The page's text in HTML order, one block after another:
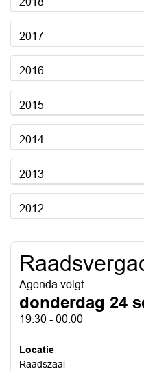
2017
2016
2015
2014
2013
2012
Agenda volgt
donderdag 24
19:30 - 00:00
Locatie
Raadszaal